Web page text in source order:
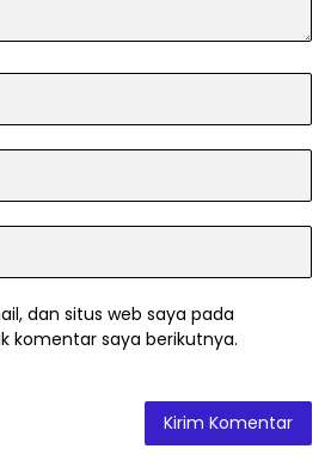
dan situs web saya pada
komentar saya berikutnya.